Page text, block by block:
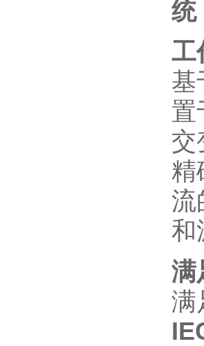
统
工
基
置
交
精
流
和
满
满